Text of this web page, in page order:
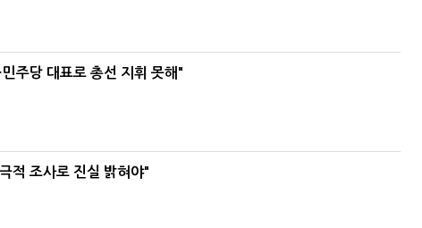
주당 대표로 총선 지휘 못해"
적 조사로 진실 밝혀야"